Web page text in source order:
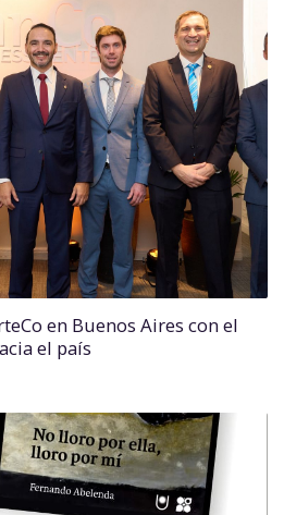
en Buenos Aires con el
el país